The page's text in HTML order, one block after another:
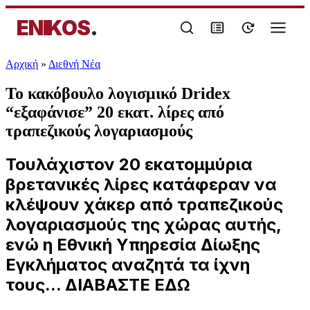
ENIKOS.
Αρχική » Διεθνή Νέα
Το κακόβουλο λογισμικό Dridex
“εξαφάνισε” 20 εκατ. λίρες από
τραπεζικούς λογαριασμούς
Τουλάχιστον 20 εκατομμύρια
βρετανικές λίρες κατάφεραν να
κλέψουν χάκερ από τραπεζικούς
λογαριασμούς της χώρας αυτής,
ενώ η Εθνική Υπηρεσία Δίωξης
Εγκλήματος αναζητά τα ίχνη
τους... ΔΙΑΒΑΣΤΕ ΕΔΩ